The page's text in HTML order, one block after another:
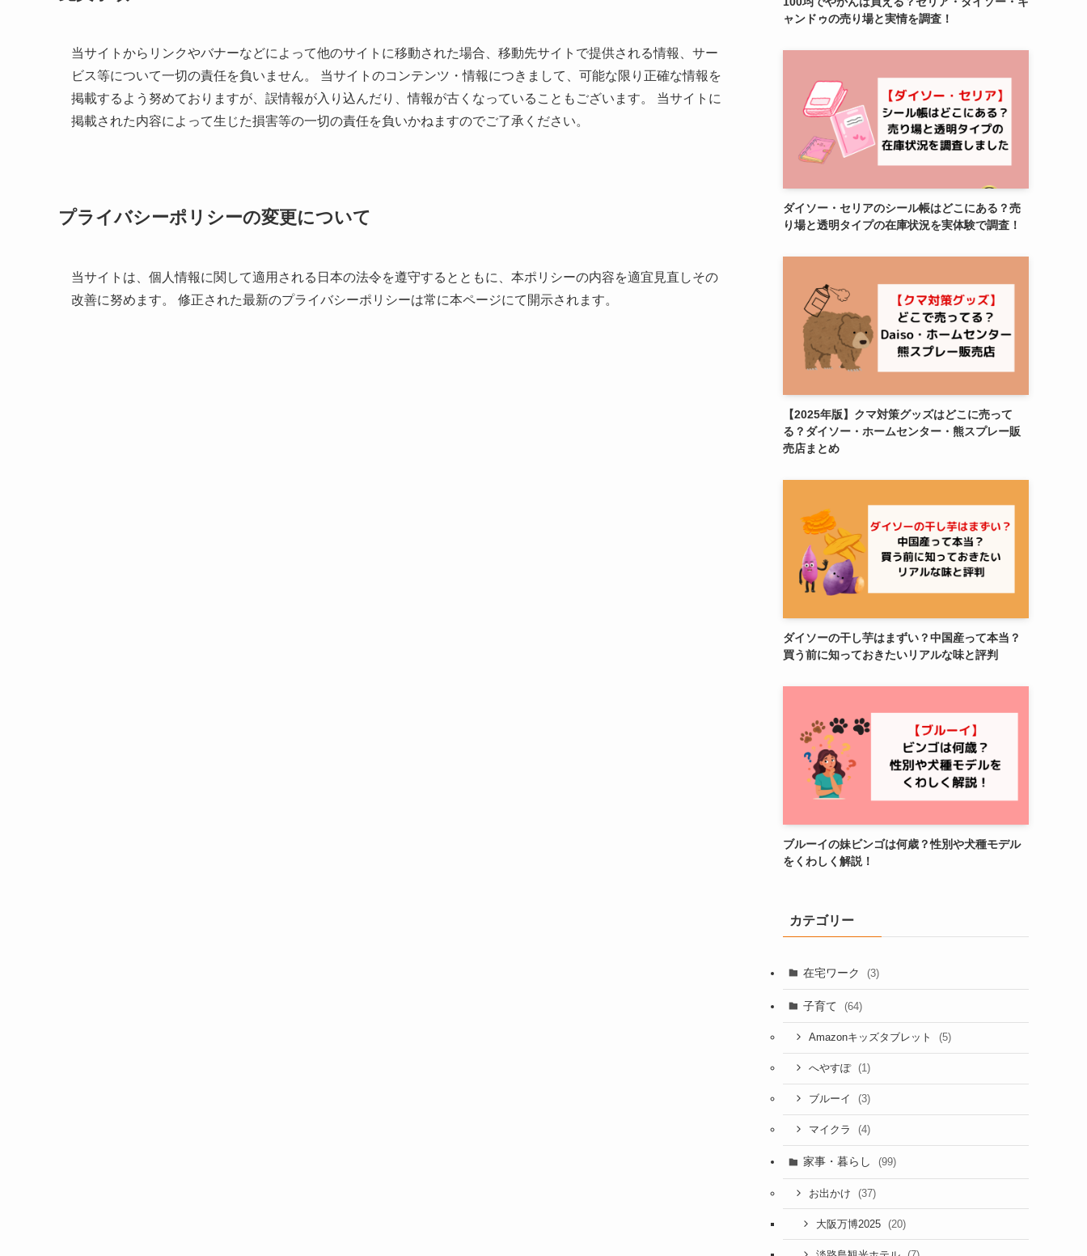
当サイトからリンクやバナーなどによって他のサイトに移動された場合、移動先サイトで提供される情報、サー
ビス等について一切の責任を負いません。 当サイトのコンテンツ・情報につきまして、可能な限り正確な情報を
掲載するよう努めておりますが、誤情報が入り込んだり、情報が古くなっていることもございます。 当サイトに
掲載された内容によって生じた損害等の一切の責任を負いかねますのでご了承ください。
プライバシーポリシーの変更について
当サイトは、個人情報に関して適用される日本の法令を遵守するとともに、本ポリシーの内容を適宜見直しその
改善に努めます。 修正された最新のプライバシーポリシーは常に本ページにて開示されます。
ャンドゥの売り場と実情を調査！
ダイソー・セリアのシール帳はどこにある？売
り場と透明タイプの在庫状況を実体験で調査！
【2025年版】クマ対策グッズはどこに売って
る？ダイソー・ホームセンター・熊スプレー販
売店まとめ
ダイソーの干し芋はまずい？中国産って本当？
買う前に知っておきたいリアルな味と評判
ブルーイの妹ビンゴは何歳？性別や犬種モデル
をくわしく解説！
カテゴリー
在宅ワーク (3)
子育て (64)
Amazonキッズタブレット (5)
へやすぽ (1)
ブルーイ (3)
マイクラ (4)
家事・暮らし (99)
お出かけ (37)
大阪万博2025 (20)